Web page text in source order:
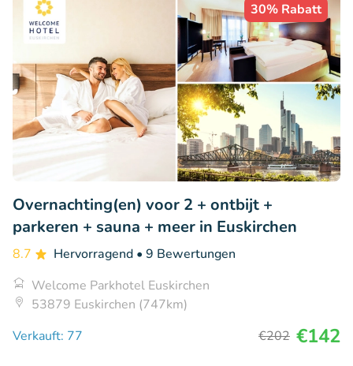
30% Rabatt
Overnachting(en) voor 2 + ontbijt +
parkeren + sauna + meer in Euskirchen
8.7 Hervorragend • 9 Bewertungen
Welcome Parkhotel Euskirchen
53879 Euskirchen (747km)
Verkauft: 77
€202 €142